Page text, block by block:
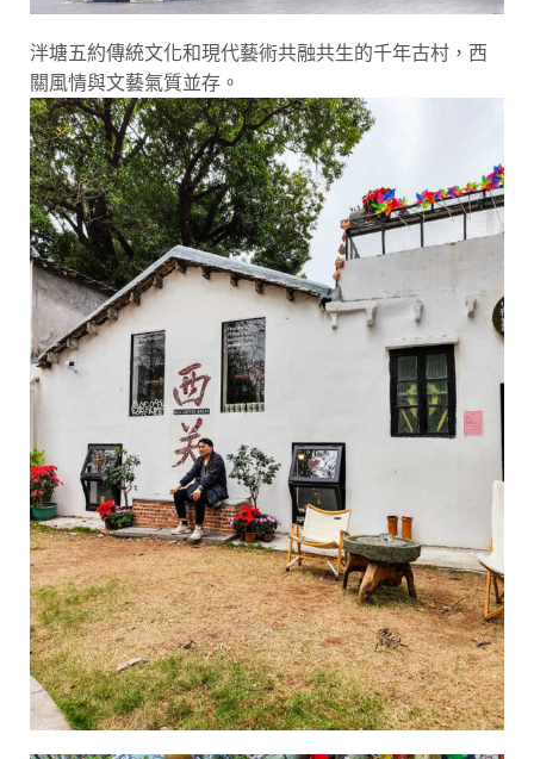
泮塘五約傳統文化和現代藝術共融共生的千年古村，西
關風情與文藝氣質並存。